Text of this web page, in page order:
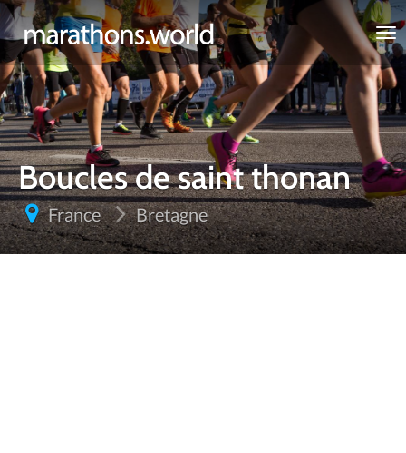
marathons.world
Boucles de saint thonan
France Bretagne